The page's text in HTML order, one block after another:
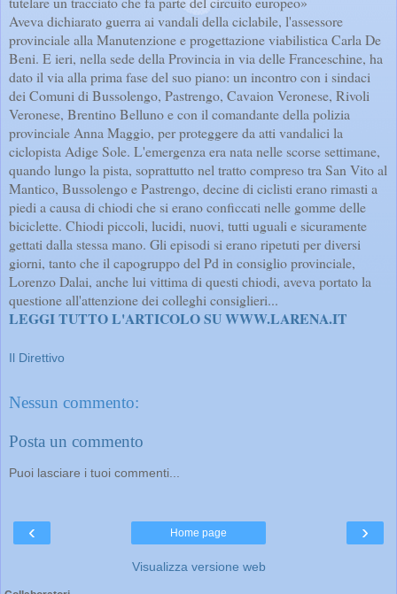
Aveva dichiarato guerra ai vandali della ciclabile, l'assessore
provinciale alla Manutenzione e progettazione viabilistica Carla De
Beni. E ieri, nella sede della Provincia in via delle Franceschine, ha
dato il via alla prima fase del suo piano: un incontro con i sindaci
dei Comuni di Bussolengo, Pastrengo, Cavaion Veronese, Rivoli
Veronese, Brentino Belluno e con il comandante della polizia
provinciale Anna Maggio, per proteggere da atti vandalici la
ciclopista Adige Sole. L'emergenza era nata nelle scorse settimane,
quando lungo la pista, soprattutto nel tratto compreso tra San Vito al
Mantico, Bussolengo e Pastrengo, decine di ciclisti erano rimasti a
piedi a causa di chiodi che si erano conficcati nelle gomme delle
biciclette. Chiodi piccoli, lucidi, nuovi, tutti uguali e sicuramente
gettati dalla stessa mano. Gli episodi si erano ripetuti per diversi
giorni, tanto che il capogruppo del Pd in consiglio provinciale,
Lorenzo Dalai, anche lui vittima di questi chiodi, aveva portato la
questione all'attenzione dei colleghi consiglieri...
LEGGI TUTTO L'ARTICOLO SU WWW.LARENA.IT
Il Direttivo
Nessun commento:
Posta un commento
Puoi lasciare i tuoi commenti...
‹ ›
Home page
Visualizza versione web